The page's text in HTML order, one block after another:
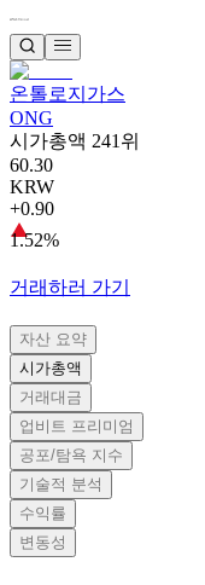
온톨로지가스
ONG
시가총액 241위
60.30
KRW
+0.90
1.52%
거래하러 가기
자산 요약
시가총액
거래대금
업비트 프리미엄
공포/탐욕 지수
기술적 분석
수익률
변동성